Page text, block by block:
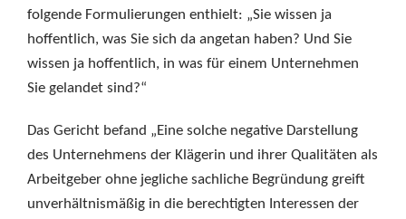
folgende Formulierungen enthielt: „Sie wissen ja
hoffentlich, was Sie sich da angetan haben? Und Sie
wissen ja hoffentlich, in was für einem Unternehmen
Sie gelandet sind?“
Das Gericht befand „Eine solche negative Darstellung
des Unternehmens der Klägerin und ihrer Qualitäten als
Arbeitgeber ohne jegliche sachliche Begründung greift
unverhältnismäßig in die berechtigten Interessen der